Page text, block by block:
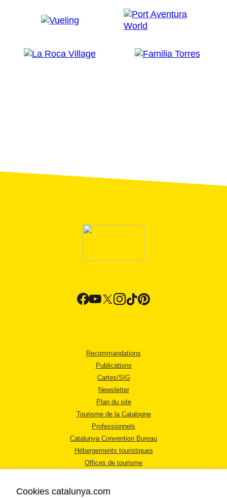
Recommandations
Publications
Cartes/SIG
Newsletter
Plan du site
Tourisme de la Catalogne
Professionnels
Catalunya Convention Bureau
Hébergements touristiques
Offices de tourisme
Cookies catalunya.com